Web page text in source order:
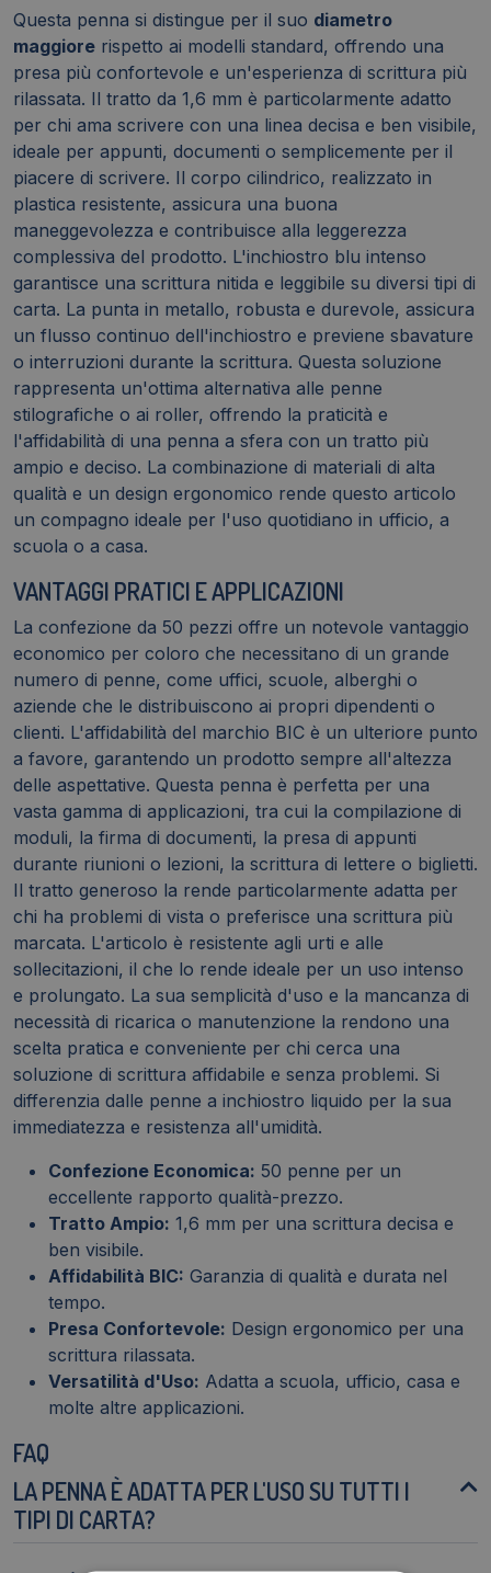
Questa penna si distingue per il suo diametro
maggiore rispetto ai modelli standard, offrendo una
presa più confortevole e un'esperienza di scrittura più
rilassata. Il tratto da 1,6 mm è particolarmente adatto
per chi ama scrivere con una linea decisa e ben visibile,
ideale per appunti, documenti o semplicemente per il
piacere di scrivere. Il corpo cilindrico, realizzato in
plastica resistente, assicura una buona
maneggevolezza e contribuisce alla leggerezza
complessiva del prodotto. L'inchiostro blu intenso
garantisce una scrittura nitida e leggibile su diversi tipi di
carta. La punta in metallo, robusta e durevole, assicura
un flusso continuo dell'inchiostro e previene sbavature
o interruzioni durante la scrittura. Questa soluzione
rappresenta un'ottima alternativa alle penne
stilografiche o ai roller, offrendo la praticità e
l'affidabilità di una penna a sfera con un tratto più
ampio e deciso. La combinazione di materiali di alta
qualità e un design ergonomico rende questo articolo
un compagno ideale per l'uso quotidiano in ufficio, a
scuola o a casa.
VANTAGGI PRATICI E APPLICAZIONI
La confezione da 50 pezzi offre un notevole vantaggio
economico per coloro che necessitano di un grande
numero di penne, come uffici, scuole, alberghi o
aziende che le distribuiscono ai propri dipendenti o
clienti. L'affidabilità del marchio BIC è un ulteriore punto
a favore, garantendo un prodotto sempre all'altezza
delle aspettative. Questa penna è perfetta per una
vasta gamma di applicazioni, tra cui la compilazione di
moduli, la firma di documenti, la presa di appunti
durante riunioni o lezioni, la scrittura di lettere o biglietti.
Il tratto generoso la rende particolarmente adatta per
chi ha problemi di vista o preferisce una scrittura più
marcata. L'articolo è resistente agli urti e alle
sollecitazioni, il che lo rende ideale per un uso intenso
e prolungato. La sua semplicità d'uso e la mancanza di
necessità di ricarica o manutenzione la rendono una
scelta pratica e conveniente per chi cerca una
soluzione di scrittura affidabile e senza problemi. Si
differenzia dalle penne a inchiostro liquido per la sua
immediatezza e resistenza all'umidità.
Confezione Economica: 50 penne per un
eccellente rapporto qualità-prezzo.
Tratto Ampio: 1,6 mm per una scrittura decisa e
ben visibile.
Affidabilità BIC: Garanzia di qualità e durata nel
tempo.
Presa Confortevole: Design ergonomico per una
scrittura rilassata.
Versatilità d'Uso: Adatta a scuola, ufficio, casa e
molte altre applicazioni.
FAQ
LA PENNA È ADATTA PER L'USO SU TUTTI I
TIPI DI CARTA?